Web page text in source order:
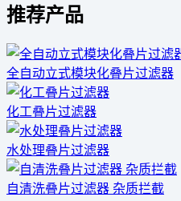
推荐产品
全自动立式模块化叠片过滤器
化工叠片过滤器
水处理叠片过滤器
自清洗叠片过滤器 杂质拦截